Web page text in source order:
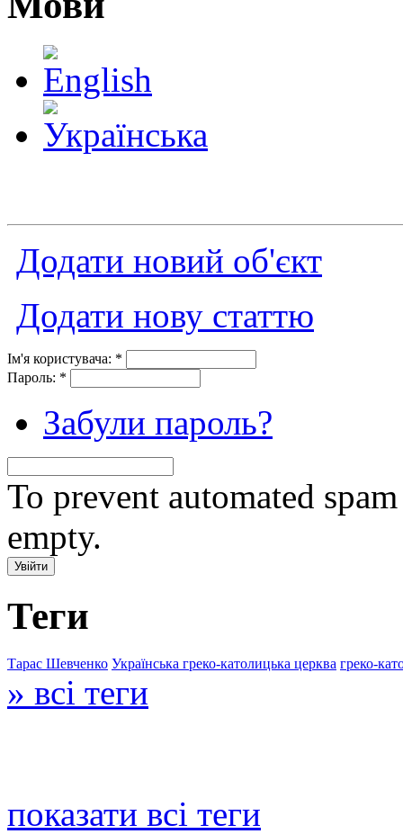
Додати новий об'єкт
Додати нову статтю
Ім'я користувача: *
Пароль: *
Забули пароль?
To prevent automated
empty.
Теги
Тарас Шевченко Українська греко-католицька церква греко-
» всі теги
показати всі теги